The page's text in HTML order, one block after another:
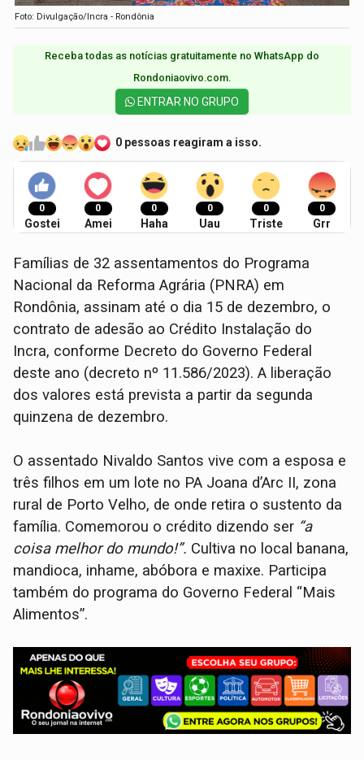
Foto: Divulgação/Incra - Rondônia
Receba todas as notícias gratuitamente no WhatsApp do
Rondoniaovivo.com.​
ENTRAR NO GRUPO
0 pessoas reagiram a isso.
0
Gostei
0
Amei
0
Haha
0
Uau
0
Triste
0
Grr
Famílias de 32 assentamentos do Programa
Nacional da Reforma Agrária (PNRA) em
Rondônia, assinam até o dia 15 de dezembro, o
contrato de adesão ao Crédito Instalação do
Incra, conforme Decreto do Governo Federal
deste ano (decreto nº 11.586/2023). A liberação
dos valores está prevista a partir da segunda
quinzena de dezembro.
O assentado Nivaldo Santos vive com a esposa e
três filhos em um lote no PA Joana d’Arc II, zona
rural de Porto Velho, de onde retira o sustento da
família. Comemorou o crédito dizendo ser “a
coisa melhor do mundo!”. Cultiva no local banana,
mandioca, inhame, abóbora e maxixe. Participa
também do programa do Governo Federal “Mais
Alimentos”.